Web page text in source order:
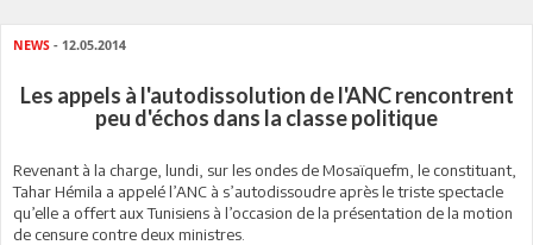
NEWS - 12.05.2014
Les appels à l'autodissolution de l'ANC rencontrent
peu d'échos dans la classe politique
Revenant à la charge, lundi, sur les ondes de Mosaïquefm, le constituant,
Tahar Hémila a appelé l’ANC à s’autodissoudre après le triste spectacle
qu’elle a offert aux Tunisiens à l’occasion de la présentation de la motion
de censure contre deux ministres.